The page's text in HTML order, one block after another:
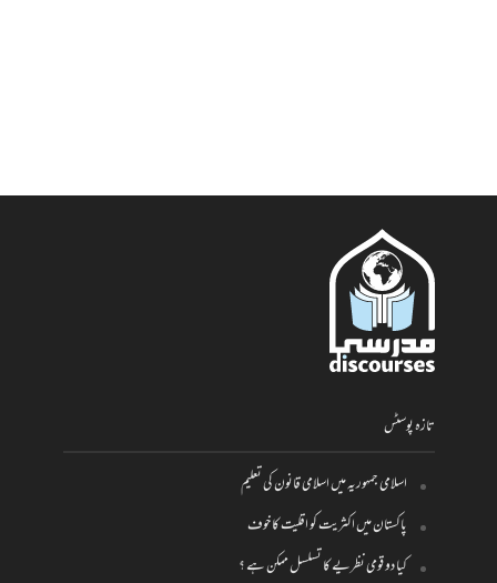
تازہ پوسٹس
اسلامی جمہوریہ میں اسلامی قانون کی تعلیم
پاکستان میں اکثریت کو اقلیت کا خوف
کیا دو قومی نظریے کا تسلسل ممکن ہے ؟